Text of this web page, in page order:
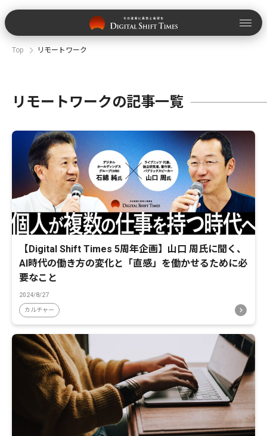
Top リモートワーク
リモートワークの記事一覧
【Digital Shift Times 5周年企画】山口 周氏に聞く、
AI時代の働き方の変化と「直感」を働かせるために必
要なこと
2024/8/27
カルチャー